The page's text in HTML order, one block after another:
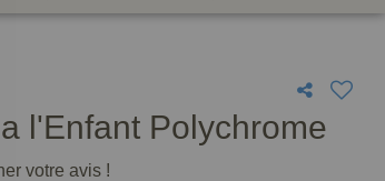
l'Enfant Polychrome
votre avis !